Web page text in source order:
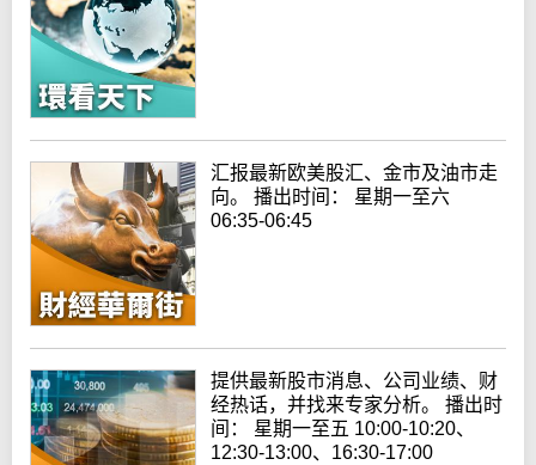
汇报最新欧美股汇、金市及油市走
向。 播出时间： 星期一至六
06:35-06:45
提供最新股市消息、公司业绩、财
经热话，并找来专家分析。 播出时
间： 星期一至五 10:00-10:20、
12:30-13:00、16:30-17:00